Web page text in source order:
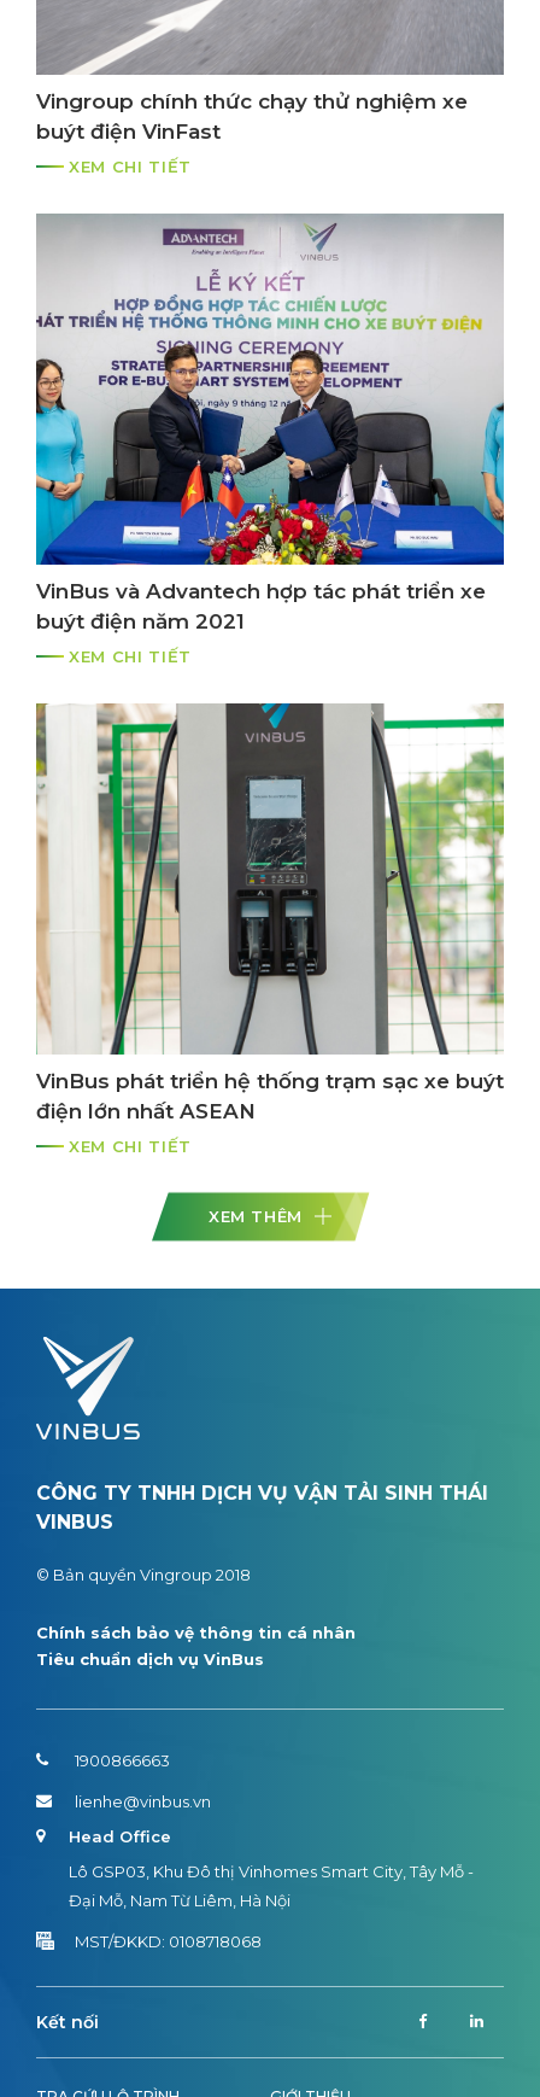
Vingroup chính thức chạy thử nghiệm xe
buýt điện VinFast
XEM CHI TIẾT
VinBus và Advantech hợp tác phát triển xe
buýt điện năm 2021
XEM CHI TIẾT
VinBus phát triển hệ thống trạm sạc xe buýt
điện lớn nhất ASEAN
XEM CHI TIẾT
XEM THÊM
CÔNG TY TNHH DỊCH VỤ VẬN TẢI SINH THÁI
VINBUS
© Bản quyền Vingroup 2018
Chính sách bảo vệ thông tin cá nhân
Tiêu chuẩn dịch vụ VinBus
1900866663
lienhe@vinbus.vn
Head Office
Lô GSP03, Khu Đô thị Vinhomes Smart City, Tây Mỗ -
Đại Mỗ, Nam Từ Liêm, Hà Nội
MST/ĐKKD: 0108718068
Kết nối